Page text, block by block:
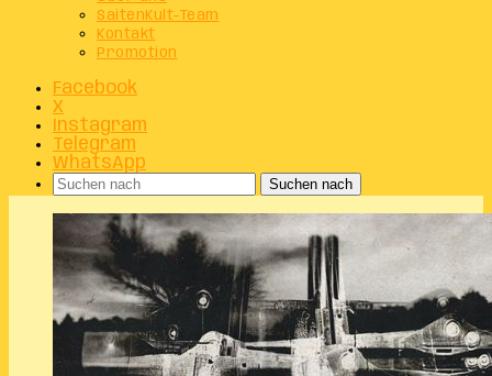
SaitenKult-Team
Kontakt
Promotion
Facebook
X
Instagram
Telegram
WhatsApp
Suchen nach